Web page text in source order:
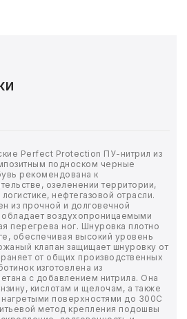
Perfect Protection ПУ-нитрил из
подноском черные
рекомендована к
озеленении территории,
нефтегазовой отрасли.
из прочной и долговечной
воздухопроницаемыми
перегрева ног. Шнуровка плотно
обеспечивая высокий уровень
клапан защищает шнуровку от
от общих производственных
изготовлена из
с добавлением нитрила. Она
кислотам и щелочам, а также
поверхностями до 300C
метод крепления подошвы